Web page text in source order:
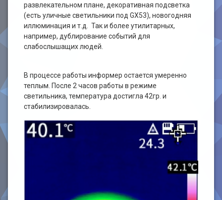
развлекательном плане, декоративная подсветка
(есть уличные светильники под GX53), новогодняя
иллюминация и т.д. Так и более утилитарных,
например, дублирование событий для
слабослышащих людей.
В процессе работы информер остается умеренно
теплым. После 2 часов работы в режиме
светильника, температура достигла 42гр. и
стабилизировалась.